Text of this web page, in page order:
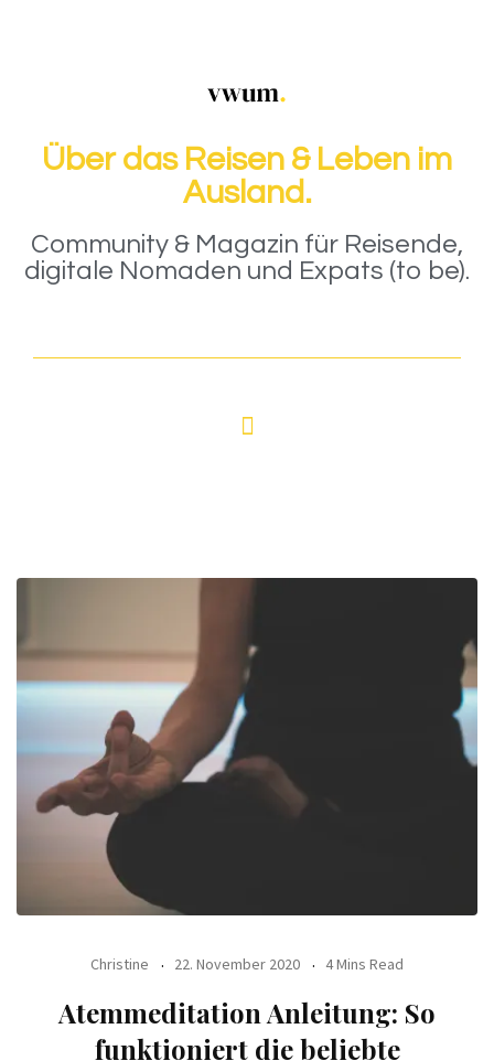
Über das Reisen & Leben im
Ausland.
Community & Magazin für Reisende,
digitale Nomaden und Expats (to be).
Christine 22. November 2020 4 Mins Read
Atemmeditation Anleitung: So
funktioniert die beliebte